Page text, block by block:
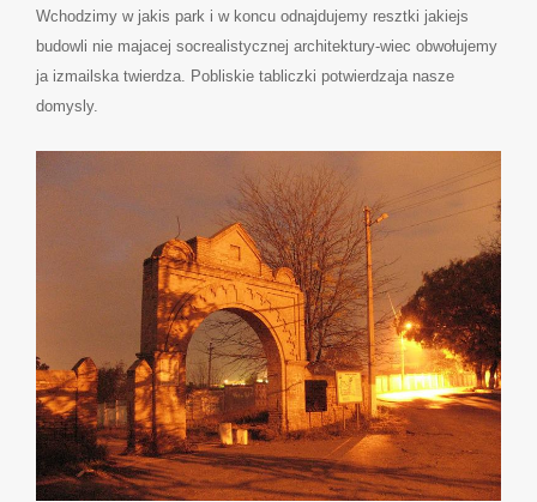
Wchodzimy w jakis park i w koncu odnajdujemy resztki jakiejs
budowli nie majacej socrealistycznej architektury-wiec obwołujemy
ja izmailska twierdza. Pobliskie tabliczki potwierdzaja nasze
domysly.